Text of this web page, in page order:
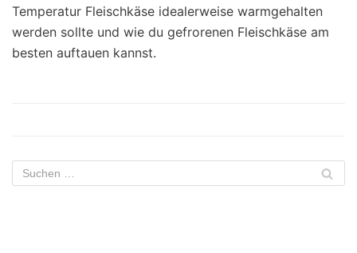
Temperatur Fleischkäse idealerweise warmgehalten
werden sollte und wie du gefrorenen Fleischkäse am
besten auftauen kannst.